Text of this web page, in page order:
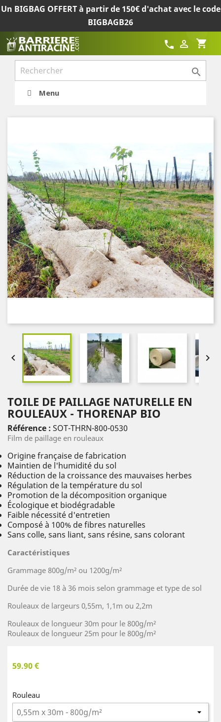
Un BIGBAG OFFERT à partir de 150€ d'achat avec le code
BIGBAGB26
shopping_cart

call

Menu
 
TOILE DE PAILLAGE NATURELLE EN
ROULEAUX - THORENAP BIO
Référence : SOT-THRN-800-0530
Film de paillage en rouleaux
Origine française de fabrication
Maintien de l'humidité du sol
Réduction de la croissance des mauvaises herbes
Régulation de la température du sol
Promotion de la décomposition organique
Écologique et biodégradable
Faible nécessité d'entretien
Composé à 100% de fibres naturelles
Sans colle, sans liant, sans résine, sans colorant
Caractéristiques
Grammage 800g/m² ou 1200g/m²
Durée de vie 18 à 36 mois selon grammage et type de sol
Rouleaux de largeurs 0,55m, 1,1m ou 2,2m
Rouleaux de longueur 30m pour le 800g/m²
Rouleaux de longueur 25m pour le 800g/m²
59.90 €
Rouleau